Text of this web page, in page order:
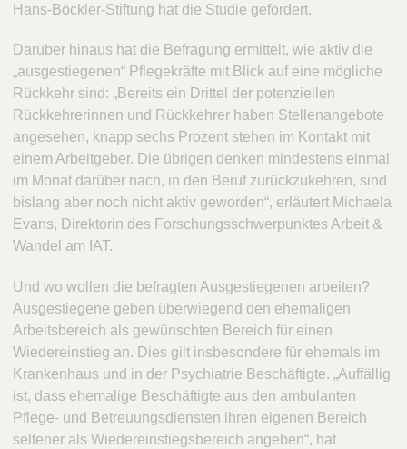
Hans-Böckler-Stiftung hat die Studie gefördert.
Darüber hinaus hat die Befragung ermittelt, wie aktiv die
„ausgestiegenen“ Pflegekräfte mit Blick auf eine mögliche
Rückkehr sind: „Bereits ein Drittel der potenziellen
Rückkehrerinnen und Rückkehrer haben Stellenangebote
angesehen, knapp sechs Prozent stehen im Kontakt mit
einem Arbeitgeber. Die übrigen denken mindestens einmal
im Monat darüber nach, in den Beruf zurückzukehren, sind
bislang aber noch nicht aktiv geworden“, erläutert Michaela
Evans, Direktorin des Forschungsschwerpunktes Arbeit &
Wandel am IAT.
Und wo wollen die befragten Ausgestiegenen arbeiten?
Ausgestiegene geben überwiegend den ehemaligen
Arbeitsbereich als gewünschten Bereich für einen
Wiedereinstieg an. Dies gilt insbesondere für ehemals im
Krankenhaus und in der Psychiatrie Beschäftigte. „Auffällig
ist, dass ehemalige Beschäftigte aus den ambulanten
Pflege- und Betreuungsdiensten ihren eigenen Bereich
seltener als Wiedereinstiegsbereich angeben“, hat